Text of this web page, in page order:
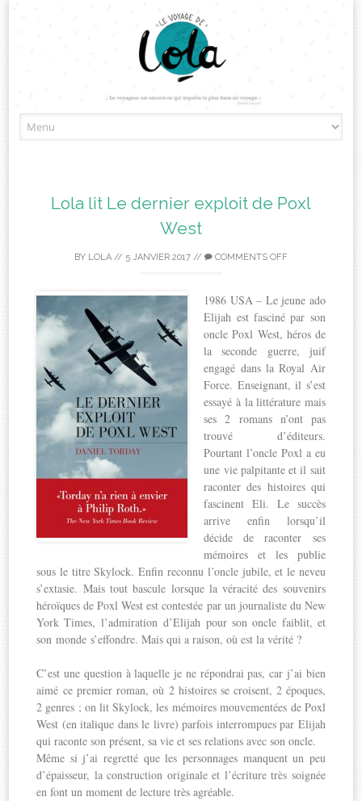
to
Lola lit Le dernier exploit de Poxl
West
BY LOLA // 5 JANVIER 2017 // COMMENTS OFF
1986 USA – Le jeune ado
Elijah est fasciné par son
oncle Poxl West, héros de
la seconde guerre, juif
engagé dans la Royal Air
Force. Enseignant, il s’est
essayé à la littérature mais
ses 2 romans n’ont pas
trouvé d’éditeurs.
Pourtant l’oncle Poxl a eu
une vie palpitante et il sait
raconter des histoires qui
fascinent Eli. Le succès
arrive enfin lorsqu’il
décide de raconter ses
mémoires et les publie
sous le titre Skylock. Enfin reconnu l’oncle jubile, et le neveu
s’extasie. Mais tout bascule lorsque la véracité des souvenirs
héroïques de Poxl West est contestée par un journaliste du New
York Times, l’admiration d’Elijah pour son oncle faiblit, et
son monde s’effondre. Mais qui a raison, où est la vérité ?
C’est une question à laquelle je ne répondrai pas, car j’ai bien
aimé ce premier roman, où 2 histoires se croisent, 2 époques,
2 genres ; on lit Skylock, les mémoires mouvementées de Poxl
West (en italique dans le livre) parfois interrompues par Elijah
qui raconte son présent, sa vie et ses relations avec son oncle.
Même si j’ai regretté que les personnages manquent un peu
d’épaisseur, la construction originale et l’écriture très soignée
en font un moment de lecture très agréable.